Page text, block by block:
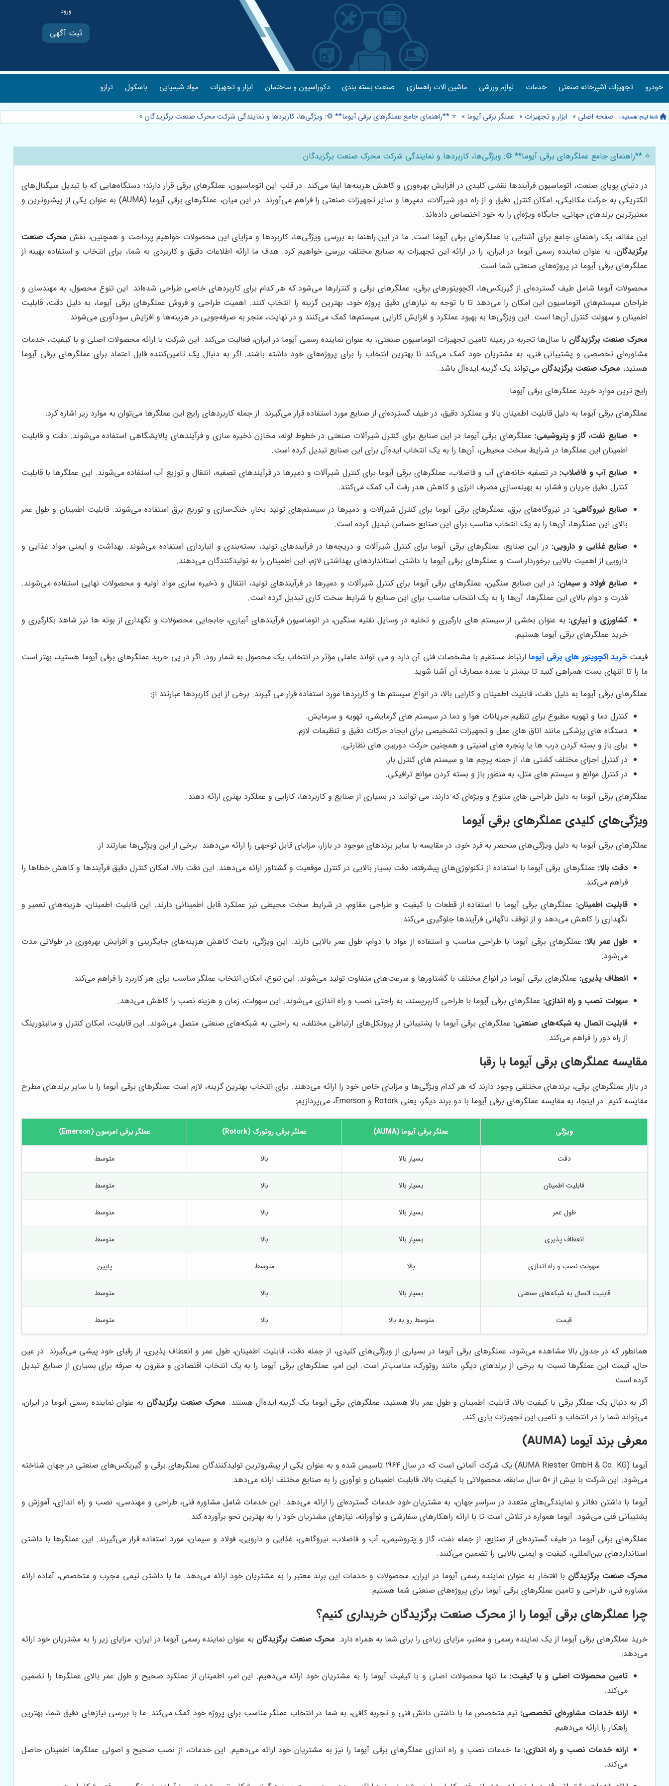
ثبت آگهی
خودرو تجهیزات آشپزخانه صنعتی خدمات لوازم ورزشی ماشین آلات راهسازی صنعت بسته بندی دکوراسیون و ساختمان ابزار و تجهیزات مواد شیمیایی باسکول ترازو
صفحه اصلی » ابزار و تجهیزات » عملگر برقی آیوما » ⭐️ **راهنمای جامع عملگرهای برقی آیوما** ⚙️: ویژگی‌ها، کاربردها و نمایندگی شرکت محرک صنعت برگزیدگان »
⭐️ **راهنمای جامع عملگرهای برقی آیوما** ⚙️: ویژگی‌ها، کاربردها و نمایندگی شرکت محرک صنعت برگزیدگان
در دنیای پویای صنعت، اتوماسیون فرآیندها نقشی کلیدی در افزایش بهره‌وری و کاهش هزینه‌ها ایفا می‌کند. در قلب این اتوماسیون، عملگرهای برقی قرار دارند؛ دستگاه‌هایی که با تبدیل سیگنال‌های
الکتریکی به حرکت مکانیکی، امکان کنترل دقیق و از راه دور شیرآلات، دمپرها و سایر تجهیزات صنعتی را فراهم می‌آورند. در این میان، عملگرهای برقی آیوما (AUMA) به عنوان یکی از پیشروترین و
معتبرترین برندهای جهانی، جایگاه ویژه‌ای را به خود اختصاص داده‌اند.
این مقاله، یک راهنمای جامع برای آشنایی با عملگرهای برقی آیوما است. ما در این راهنما به بررسی ویژگی‌ها، کاربردها و مزایای این محصولات خواهیم پرداخت و همچنین، نقش محرک صنعت
برگزیدگان، به عنوان نماینده رسمی آیوما در ایران، را در ارائه این تجهیزات به صنایع مختلف بررسی خواهیم کرد. هدف ما ارائه اطلاعات دقیق و کاربردی به شما، برای انتخاب و استفاده بهینه از
عملگرهای برقی آیوما در پروژه‌های صنعتی شما است.
محصولات آیوما شامل طیف گسترده‌ای از گیربکس‌ها، اکچویتورهای برقی، عملگرهای برقی و کنترلرها می‌شود که هر کدام برای کاربردهای خاصی طراحی شده‌اند. این تنوع محصول، به مهندسان و
طراحان سیستم‌های اتوماسیون این امکان را می‌دهد تا با توجه به نیازهای دقیق پروژه خود، بهترین گزینه را انتخاب کنند. اهمیت طراحی و فروش عملگرهای برقی آیوما، به دلیل دقت، قابلیت
اطمینان و سهولت کنترل آن‌ها است. این ویژگی‌ها به بهبود عملکرد و افزایش کارایی سیستم‌ها کمک می‌کنند و در نهایت، منجر به صرفه‌جویی در هزینه‌ها و افزایش سودآوری می‌شوند.
محرک صنعت برگزیدگان با سال‌ها تجربه در زمینه تامین تجهیزات اتوماسیون صنعتی، به عنوان نماینده رسمی آیوما در ایران، فعالیت می‌کند. این شرکت با ارائه محصولات اصلی و با کیفیت، خدمات
مشاوره‌ای تخصصی و پشتیبانی فنی، به مشتریان خود کمک می‌کند تا بهترین انتخاب را برای پروژه‌های خود داشته باشند. اگر به دنبال یک تامین‌کننده قابل اعتماد برای عملگرهای برقی آیوما
هستید، محرک صنعت برگزیدگان می‌تواند یک گزینه ایده‌آل باشد.
رایج ترین موارد خرید عملگرهای برقی آیوما:
عملگرهای برقی آیوما به دلیل قابلیت اطمینان بالا و عملکرد دقیق، در طیف گسترده‌ای از صنایع مورد استفاده قرار می‌گیرند. از جمله کاربردهای رایج این عملگرها می‌توان به موارد زیر اشاره کرد:
صنایع نفت، گاز و پتروشیمی: عملگرهای برقی آیوما در این صنایع برای کنترل شیرآلات صنعتی در خطوط لوله، مخازن ذخیره سازی و فرآیندهای پالایشگاهی استفاده می‌شوند. دقت و قابلیت
اطمینان این عملگرها در شرایط سخت محیطی، آن‌ها را به یک انتخاب ایده‌آل برای این صنایع تبدیل کرده است.
صنایع آب و فاضلاب: در تصفیه خانه‌های آب و فاضلاب، عملگرهای برقی آیوما برای کنترل شیرآلات و دمپرها در فرآیندهای تصفیه، انتقال و توزیع آب استفاده می‌شوند. این عملگرها با قابلیت
کنترل دقیق جریان و فشار، به بهینه‌سازی مصرف انرژی و کاهش هدر رفت آب کمک می‌کنند.
صنایع نیروگاهی: در نیروگاه‌های برق، عملگرهای برقی آیوما برای کنترل شیرآلات و دمپرها در سیستم‌های تولید بخار، خنک‌سازی و توزیع برق استفاده می‌شوند. قابلیت اطمینان و طول عمر
بالای این عملگرها، آن‌ها را به یک انتخاب مناسب برای این صنایع حساس تبدیل کرده است.
صنایع غذایی و دارویی: در این صنایع، عملگرهای برقی آیوما برای کنترل شیرآلات و دریچه‌ها در فرآیندهای تولید، بسته‌بندی و انبارداری استفاده می‌شوند. بهداشت و ایمنی مواد غذایی و
دارویی از اهمیت بالایی برخوردار است و عملگرهای برقی آیوما با داشتن استانداردهای بهداشتی لازم، این اطمینان را به تولیدکنندگان می‌دهند.
صنایع فولاد و سیمان: در این صنایع سنگین، عملگرهای برقی آیوما برای کنترل شیرآلات و دمپرها در فرآیندهای تولید، انتقال و ذخیره سازی مواد اولیه و محصولات نهایی استفاده می‌شوند.
قدرت و دوام بالای این عملگرها، آن‌ها را به یک انتخاب مناسب برای این صنایع با شرایط سخت کاری تبدیل کرده است.
کشاورزی و آبیاری: به عنوان بخشی از سیستم های بارگیری و تخلیه در وسایل نقلیه سنگین، در اتوماسیون فرآیندهای آبیاری، جابجایی محصولات و نگهداری از بوته ها نیز شاهد بکارگیری و
خرید عملگرهای برقی آیوما هستیم.
قیمتخرید اکچویتور های برقی آیوما ارتباط مستقیم با مشخصات فنی آن دارد و می تواند عاملی مؤثر در انتخاب یک محصول به شمار رود. اگر در پی خرید عملگرهای برقی آیوما هستید، بهتر است
ما را تا انتهای پست همراهی کنید تا بیشتر با عمده مصارف آن آشنا شوید.
عملگرهای برقی آیوما به دلیل دقت، قابلیت اطمینان و کارایی بالا، در انواع سیستم ها و کاربردها مورد استفاده قرار می گیرند. برخی از این کاربردها عبارتند از:
کنترل دما و تهویه مطبوع برای تنظیم جریانات هوا و دما در سیستم های گرمایشی، تهویه و سرمایش.
دستگاه های پزشکی مانند اتاق های عمل و تجهیزات تشخیصی برای ایجاد حرکات دقیق و تنظیمات لازم.
برای باز و بسته کردن درب ها یا پنجره های امنیتی و همچنین حرکت دوربین های نظارتی.
در کنترل اجزای مختلف کشتی ها، از جمله پرچم ها و سیستم های کنترل بار.
در کنترل موانع و سیستم های متل، به منظور باز و بسته کردن موانع ترافیکی.
عملگرهای برقی آیوما به دلیل طراحی های متنوع و ویژه‌ای که دارند، می توانند در بسیاری از صنایع و کاربردها، کارایی و عملکرد بهتری ارائه دهند.
ویژگی‌های کلیدی عملگرهای برقی آیوما
عملگرهای برقی آیوما به دلیل ویژگی‌های منحصر به فرد خود، در مقایسه با سایر برندهای موجود در بازار، مزایای قابل توجهی را ارائه می‌دهند. برخی از این ویژگی‌ها عبارتند از:
دقت بالا: عملگرهای برقی آیوما با استفاده از تکنولوژی‌های پیشرفته، دقت بسیار بالایی در کنترل موقعیت و گشتاور ارائه می‌دهند. این دقت بالا، امکان کنترل دقیق فرآیندها و کاهش خطاها را
فراهم می‌کند.
قابلیت اطمینان: عملگرهای برقی آیوما با استفاده از قطعات با کیفیت و طراحی مقاوم، در شرایط سخت محیطی نیز عملکرد قابل اطمینانی دارند. این قابلیت اطمینان، هزینه‌های تعمیر و
نگهداری را کاهش می‌دهد و از توقف ناگهانی فرآیندها جلوگیری می‌کند.
طول عمر بالا: عملگرهای برقی آیوما با طراحی مناسب و استفاده از مواد با دوام، طول عمر بالایی دارند. این ویژگی، باعث کاهش هزینه‌های جایگزینی و افزایش بهره‌وری در طولانی مدت
می‌شود.
انعطاف پذیری: عملگرهای برقی آیوما در انواع مختلف با گشتاورها و سرعت‌های متفاوت تولید می‌شوند. این تنوع، امکان انتخاب عملگر مناسب برای هر کاربرد را فراهم می‌کند.
سهولت نصب و راه اندازی: عملگرهای برقی آیوما با طراحی کاربرپسند، به راحتی نصب و راه اندازی می‌شوند. این سهولت، زمان و هزینه نصب را کاهش می‌دهد.
قابلیت اتصال به شبکه‌های صنعتی: عملگرهای برقی آیوما با پشتیبانی از پروتکل‌های ارتباطی مختلف، به راحتی به شبکه‌های صنعتی متصل می‌شوند. این قابلیت، امکان کنترل و مانیتورینگ
از راه دور را فراهم می‌کند.
مقایسه عملگرهای برقی آیوما با رقبا
در بازار عملگرهای برقی، برندهای مختلفی وجود دارند که هر کدام ویژگی‌ها و مزایای خاص خود را ارائه می‌دهند. برای انتخاب بهترین گزینه، لازم است عملگرهای برقی آیوما را با سایر برندهای مطرح
مقایسه کنیم. در اینجا، به مقایسه عملگرهای برقی آیوما با دو برند دیگر، یعنی Rotork و Emerson، می‌پردازیم:
ویژگی عملگر برقی آیوما (AUMA) عملگر برقی روتورک (Rotork) عملگر برقی امرسون (Emerson)
دقت بسیار بالا بالا متوسط
قابلیت اطمینان بسیار بالا بالا متوسط
طول عمر بسیار بالا بالا متوسط
انعطاف پذیری بسیار بالا بالا متوسط
سهولت نصب و راه اندازی بالا متوسط پایین
قابلیت اتصال به شبکه‌های صنعتی بسیار بالا بالا متوسط
قیمت متوسط رو به بالا بالا متوسط
همانطور که در جدول بالا مشاهده می‌شود، عملگرهای برقی آیوما در بسیاری از ویژگی‌های کلیدی، از جمله دقت، قابلیت اطمینان، طول عمر و انعطاف پذیری، از رقبای خود پیشی می‌گیرند. در عین
حال، قیمت این عملگرها نسبت به برخی از برندهای دیگر، مانند روتورک، مناسب‌تر است. این امر، عملگرهای برقی آیوما را به یک انتخاب اقتصادی و مقرون به صرفه برای بسیاری از صنایع تبدیل
کرده است.
اگر به دنبال یک عملگر برقی با کیفیت بالا، قابلیت اطمینان و طول عمر بالا هستید، عملگرهای برقی آیوما یک گزینه ایده‌آل هستند. محرک صنعت برگزیدگان به عنوان نماینده رسمی آیوما در ایران،
می‌تواند شما را در انتخاب و تامین این تجهیزات یاری کند.
معرفی برند آیوما (AUMA)
آیوما (AUMA Riester GmbH & Co. KG) یک شرکت آلمانی است که در سال 1964 تاسیس شده و به عنوان یکی از پیشروترین تولیدکنندگان عملگرهای برقی و گیربکس‌های صنعتی در جهان شناخته
می‌شود. این شرکت با بیش از 50 سال سابقه، محصولاتی با کیفیت بالا، قابلیت اطمینان و نوآوری را به صنایع مختلف ارائه می‌دهد.
آیوما با داشتن دفاتر و نمایندگی‌های متعدد در سراسر جهان، به مشتریان خود خدمات گسترده‌ای را ارائه می‌دهد. این خدمات شامل مشاوره فنی، طراحی و مهندسی، نصب و راه اندازی، آموزش و
پشتیبانی فنی می‌شود. آیوما همواره در تلاش است تا با ارائه راهکارهای سفارشی و نوآورانه، نیازهای مشتریان خود را به بهترین نحو برآورده کند.
عملگرهای برقی آیوما در طیف گسترده‌ای از صنایع، از جمله نفت، گاز و پتروشیمی، آب و فاضلاب، نیروگاهی، غذایی و دارویی، فولاد و سیمان، مورد استفاده قرار می‌گیرند. این عملگرها با داشتن
استانداردهای بین‌المللی، کیفیت و ایمنی بالایی را تضمین می‌کنند.
محرک صنعت برگزیدگان با افتخار به عنوان نماینده رسمی آیوما در ایران، محصولات و خدمات این برند معتبر را به مشتریان خود ارائه می‌دهد. ما با داشتن تیمی مجرب و متخصص، آماده ارائه
مشاوره فنی، طراحی و تامین عملگرهای برقی آیوما برای پروژه‌های صنعتی شما هستیم.
چرا عملگرهای برقی آیوما را ازمحرک صنعت برگزیدگان خریداری کنیم؟
خرید عملگرهای برقی آیوما از یک نماینده رسمی و معتبر، مزایای زیادی را برای شما به همراه دارد. محرک صنعت برگزیدگان به عنوان نماینده رسمی آیوما در ایران، مزایای زیر را به مشتریان خود ارائه
می‌دهد:
تامین محصولات اصلی و با کیفیت: ما تنها محصولات اصلی و با کیفیت آیوما را به مشتریان خود ارائه می‌دهیم. این امر، اطمینان از عملکرد صحیح و طول عمر بالای عملگرها را تضمین
می‌کند.
ارائه خدمات مشاوره‌ای تخصصی: تیم متخصص ما با داشتن دانش فنی و تجربه کافی، به شما در انتخاب عملگر مناسب برای پروژه خود کمک می‌کند. ما با بررسی نیازهای دقیق شما، بهترین
راهکار را ارائه می‌دهیم.
ارائه خدمات نصب و راه اندازی: ما خدمات نصب و راه اندازی عملگرهای برقی آیوما را نیز به مشتریان خود ارائه می‌دهیم. این خدمات، از نصب صحیح و اصولی عملگرها اطمینان حاصل
می‌کند.